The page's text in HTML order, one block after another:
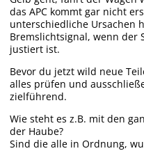
das APC kommt gar nicht
unterschiedliche Ursachen
Bremslichtsignal, wenn der
justiert ist.
Bevor du jetzt wild neue
alles prüfen und
zielführend.
Wie steht es z.B. mit den
der Haube?
Sind die alle in Ordnung,